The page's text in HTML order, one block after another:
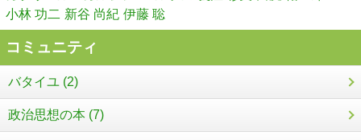
小林 功二 新谷 尚紀 伊藤 聡
コミュニティ
バタイユ (2)
政治思想の本 (7)